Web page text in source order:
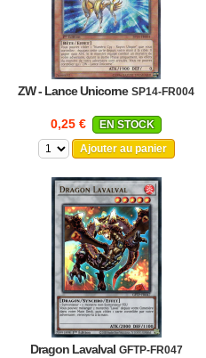
ZW - Lance Unicorne SP14-FR004
0,25 €
EN STOCK
Ajouter au panier
Dragon Lavalval GFTP-FR047